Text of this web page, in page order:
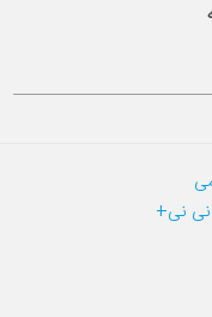
نی+